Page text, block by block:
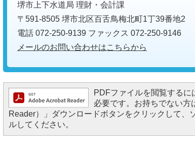
堺市上下水道局 理財・会計課
〒591-8505 堺市北区百舌鳥梅北町1丁39番地2
電話 072-250-9139 ファックス 072-250-9146
メールのお問い合わせはこちらから
PDFファイルを閲覧する
必要です。お持ちでない
Reader）」ダウンロードボタンをクリックして、
ルしてください。